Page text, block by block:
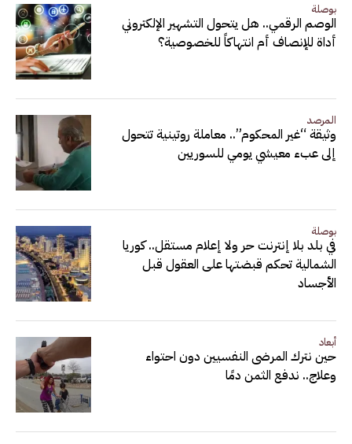
بوصلة
الوصم الرقمي.. هل يتحول التشهير الإلكتروني
أداة للإنصاف أم انتهاكاً للخصوصية؟
المرصد
وثيقة “غير المحكوم”.. معاملة روتينية تتحول
إلى عبء معيشي يومي للسوريين
بوصلة
في بلد بلا إنترنت حر ولا إعلام مستقل.. كوريا
الشمالية تحكم قبضتها على العقول قبل
الأجساد
أبعاد
حين نترك المرضى النفسيين دون احتواء
وعلاج.. ندفع الثمن دمًا